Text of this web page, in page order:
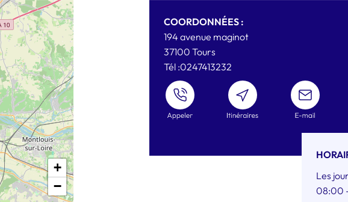
COORDONNÉES :
194 avenue maginot
37100 Tours
Tél :0247413232
ENVOYER
UN
MAIL
Les
08:00
+
−